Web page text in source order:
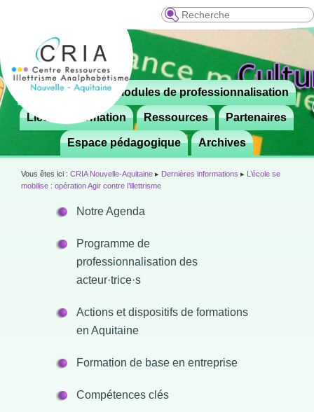
Recherche
Menu
principal
Aller
contenu
principal
 Le CRIA Modules de professionnalisation
Lieux de formation Ressources Partenaires
Espace pédagogique Archives
Vous êtes ici : CRIA Nouvelle-Aquitaine ▸ Dernières informations ▸ L’école se
mobilise : opération Agir contre l’illettrisme
Notre Agenda
Programme de
professionnalisation des
acteur·trice·s
Actions et dispositifs de formations
en Aquitaine
Formation de base en entreprise
Compétences clés